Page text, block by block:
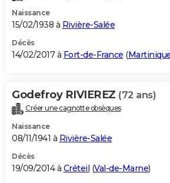
Naissance
15/02/1938 à Rivière-Salée
Décès
14/02/2017 à Fort-de-France (
Godefroy RIVIEREZ (72 ans)
Créer une cagnotte obsèques
Naissance
08/11/1941 à Rivière-Salée
Décès
19/09/2014 à Créteil (Val-de-Marne)